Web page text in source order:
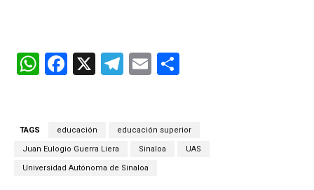
W
A
p
F
b
o
o
X
T
gr
m
E
p
ar
TAGS educación educación superior
Juan Eulogio Guerra Liera Sinaloa UAS
Universidad Autónoma de Sinaloa